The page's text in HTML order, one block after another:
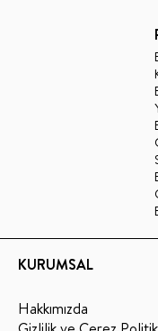
KURUMSAL
Hakkımızda